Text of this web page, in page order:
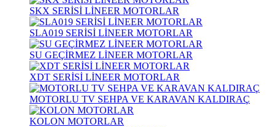
SKX SERİSİ LİNEER MOTORLAR
SLA019 SERİSİ LİNEER MOTORLAR
SU GEÇİRMEZ LİNEER MOTORLAR
XDT SERİSİ LİNEER MOTORLAR
MOTORLU TV SEHPA VE KARAVAN KALDIRAÇ
KOLON MOTORLAR